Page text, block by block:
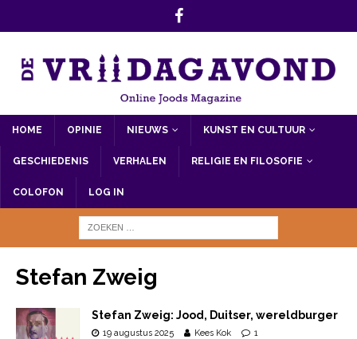
HOME OPINIE NIEUWS KUNST EN CULTUUR
GESCHIEDENIS VERHALEN RELIGIE EN FILOSOFIE
COLOFON LOG IN
Stefan Zweig
Stefan Zweig: Jood, Duitser, wereldburger
19 augustus 2025 Kees Kok 1